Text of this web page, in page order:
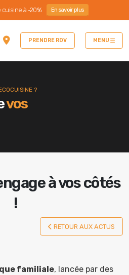
cuisine à -20% En savoir plus
PRENDRE RDV MENU
?
vos
à vos côtés
!
RETOUR AUX ACTUS
familiale, lancée par des